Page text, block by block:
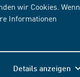
wir Cookies. Wenn
Informationen
Details anzeigen